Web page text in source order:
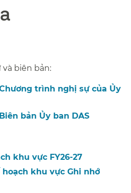
biên bản:​​
trình nghị sự của Ủy
bản Ủy ban DAS​​
khu vực FY26-27​​
khu vực Ghi nhớ